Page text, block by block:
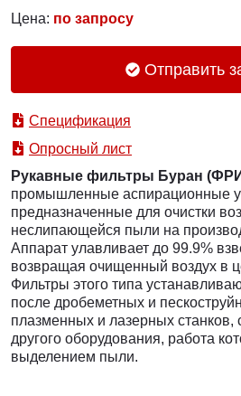
Цена: по запросу
Отправить
Спецификация
Опросный лист
Рукавные фильтры Буран
промышленные аспирационные
предназначенные для очистки
неслипающейся пыли на
Аппарат улавливает до 99.9%
возвращая очищенный воздух в
Фильтры этого типа
после дробеметных и
плазменных и лазерных станков,
другого оборудования, работа
выделением пыли.